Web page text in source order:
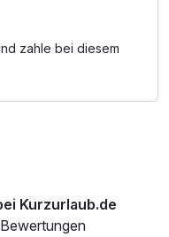
der Hauptstadt
Radfahrer,
kommen hier voll auf
zahle bei diesem
Kurzurlaub.de